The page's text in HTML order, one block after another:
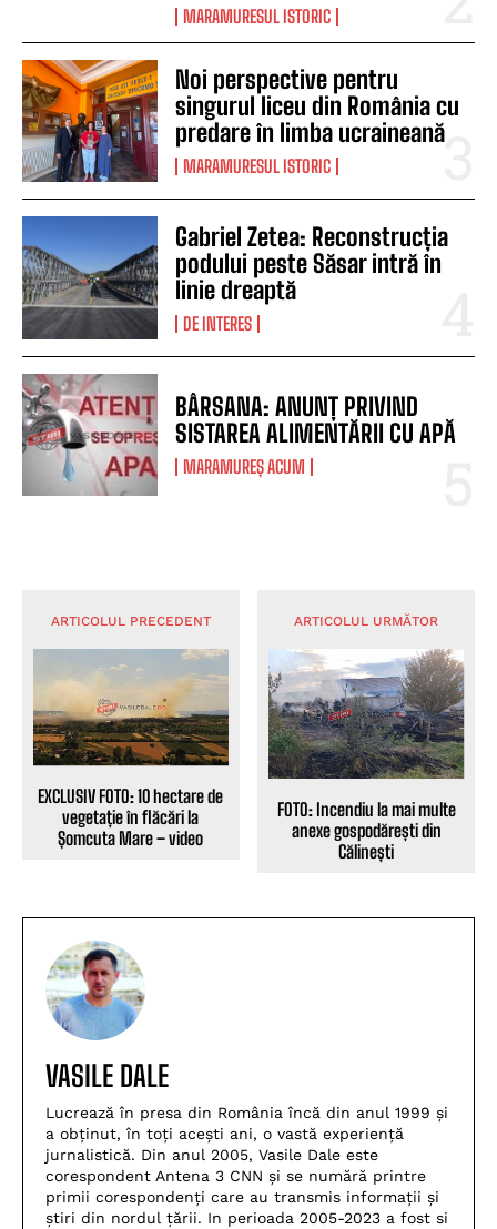
MARAMURESUL ISTORIC
Noi perspective pentru
singurul liceu din România cu
predare în limba ucraineană
MARAMURESUL ISTORIC
Gabriel Zetea: Reconstrucția
podului peste Săsar intră în
linie dreaptă
DE INTERES
BÂRSANA: ANUNȚ PRIVIND
SISTAREA ALIMENTĂRII CU APĂ
MARAMUREȘ ACUM
ARTICOLUL PRECEDENT
EXCLUSIV FOTO: 10 hectare de
vegetație în flăcări la
Șomcuta Mare – video
ARTICOLUL URMĂTOR
FOTO: Incendiu la mai multe
anexe gospodărești din
Călinești
VASILE DALE
Lucrează în presa din România încă din anul 1999 și
a obținut, în toți acești ani, o vastă experiență
jurnalistică. Din anul 2005, Vasile Dale este
corespondent Antena 3 CNN și se numără printre
primii corespondenți care au transmis informații și
știri din nordul țării. In perioada 2005-2023 a fost si